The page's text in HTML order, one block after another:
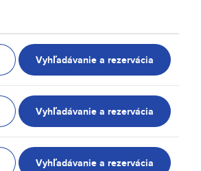
Vyhľadávanie a rezervácia
Vyhľadávanie a rezervácia
Vyhľadávanie a rezervácia